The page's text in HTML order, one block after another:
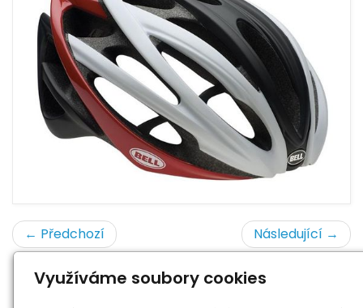
← Předchozí Následující →
Využíváme soubory cookies